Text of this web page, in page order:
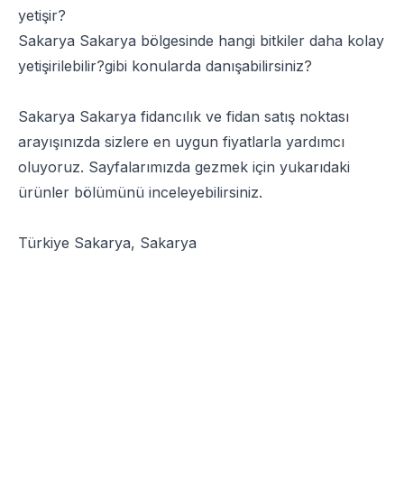
yetişir?
Sakarya Sakarya bölgesinde hangi bitkiler daha kolay
yetişirilebilir?gibi konularda danışabilirsiniz?
Sakarya Sakarya fidancılık ve fidan satış noktası
arayışınızda sizlere en uygun fiyatlarla yardımcı
oluyoruz. Sayfalarımızda gezmek için yukarıdaki
ürünler bölümünü inceleyebilirsiniz.
Türkiye Sakarya, Sakarya